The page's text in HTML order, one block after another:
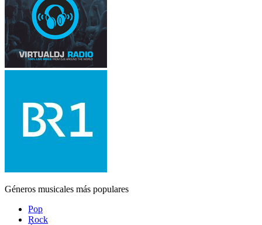
Géneros musicales más populares
Pop
Rock